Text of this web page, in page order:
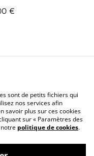
€
Conditions
de cookies
sont de petits fichiers qui
nos services afin
savoir plus sur ces cookies
sur « Paramètres des
politique de cookies.